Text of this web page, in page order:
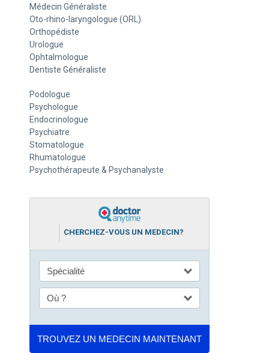
Médecin Généraliste
Oto-rhino-laryngologue (ORL)
Orthopédiste
Urologue
Ophtalmologue
Dentiste Généraliste
Podologue
Psychologue
Endocrinologue
Psychiatre
Stomatologue
Rhumatologue
Psychothérapeute & Psychanalyste
CHERCHEZ-VOUS UN MEDECIN?